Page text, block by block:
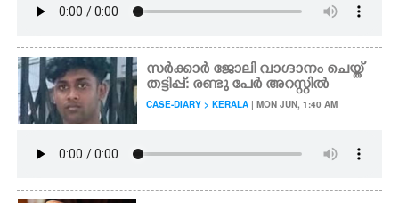
സർക്കാർ ജോലി വാഗ്ദാനം ചെയ്ത്
തട്ടിപ്പ്: രണ്ടു പേർ അറസ്റ്റിൽ
CASE-DIARY > KERALA | MON JUN, 1:40 AM